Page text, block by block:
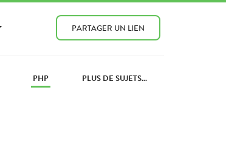
PARTAGER UN LIEN
PHP PLUS DE SUJETS...